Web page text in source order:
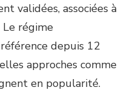
validées, associées à
régime
depuis 12
approches comme
en popularité.